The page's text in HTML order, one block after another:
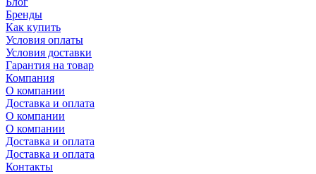
Бренды
Как купить
Условия оплаты
Условия доставки
Гарантия на товар
Компания
О компании
Доставка и оплата
О компании
О компании
Доставка и оплата
Доставка и оплата
Контакты